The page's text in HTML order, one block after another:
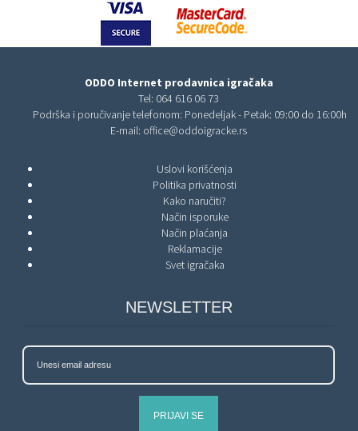
ODDO Internet prodavnica igračaka
Tel: 064 616 06 73
Podrška i poručivanje telefonom: Ponedeljak - Petak: 09:00 do 16:00h
E-mail: office@oddoigracke.rs
Uslovi korišćenja
Politika privatnosti
Kako naručiti?
Način isporuke
Način plaćanja
Reklamacije
Svet igračaka
NEWSLETTER
PRIJAVI SE